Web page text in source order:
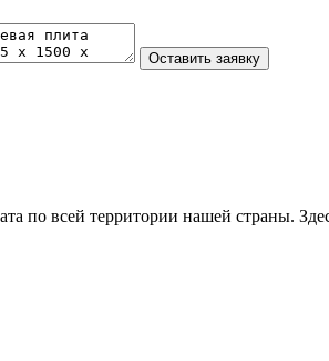
по всей территории нашей страны.